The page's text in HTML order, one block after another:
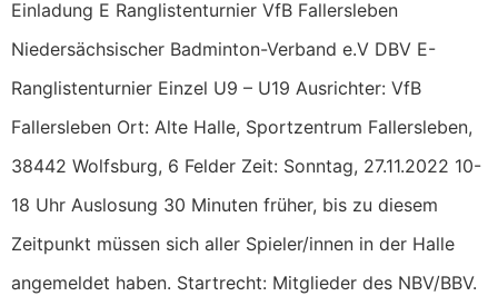
Einladung E Ranglistenturnier VfB Fallersleben
Niedersächsischer Badminton-Verband e.V DBV E-
Ranglistenturnier Einzel U9 – U19 Ausrichter: VfB
Fallersleben Ort: Alte Halle, Sportzentrum Fallersleben,
38442 Wolfsburg, 6 Felder Zeit: Sonntag, 27.11.2022 10-
18 Uhr Auslosung 30 Minuten früher, bis zu diesem
Zeitpunkt müssen sich aller Spieler/innen in der Halle
angemeldet haben. Startrecht: Mitglieder des NBV/BBV.